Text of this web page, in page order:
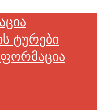
ტურები